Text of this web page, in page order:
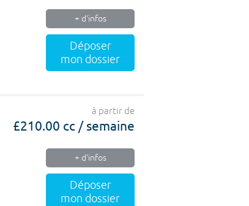
+ d'infos
Déposer
mon dossier
à partir de
£210.00 cc / semaine
+ d'infos
Déposer
mon dossier